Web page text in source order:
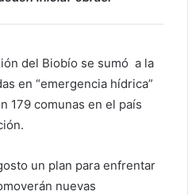
del Biobío se sumó a la
en “emergencia hídrica”
179 comunas en el país
un plan para enfrentar
nuevas